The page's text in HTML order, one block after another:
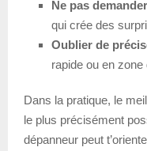
Ne pas
qui crée des
Oublier de
rapide ou en zone
Dans la pratique, le
le plus précisément
dépanneur peut